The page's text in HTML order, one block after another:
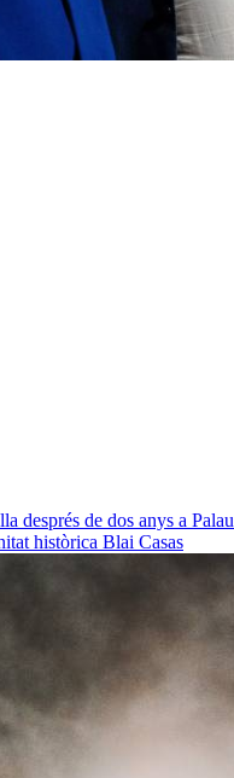
després de dos anys a Palau
històrica Blai Casas